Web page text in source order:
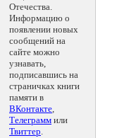
Отечества.
Информацию о
появлении новых
сообщений на
сайте можно
узнавать,
подписавшись на
страничках книги
памяти в
ВКонтакте,
Телеграмм или
Твиттер.